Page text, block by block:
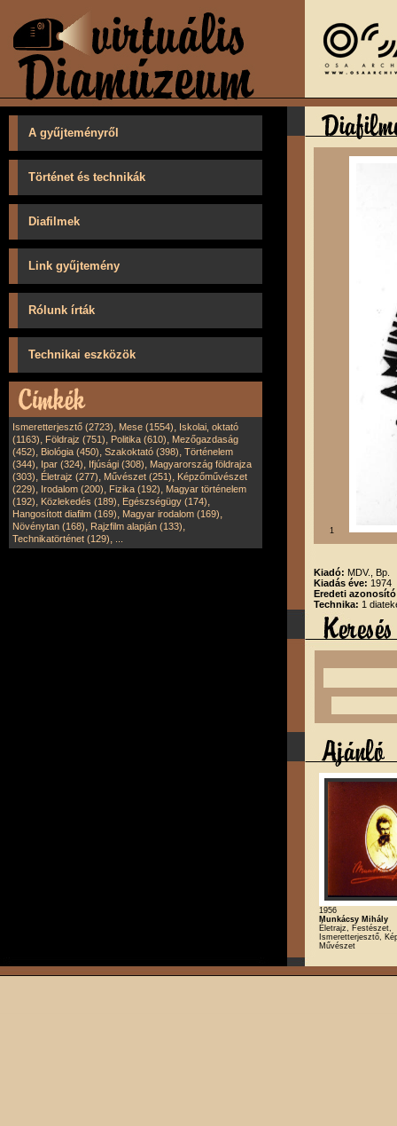
A gyűjteményről
Történet és technikák
Diafilmek
Link gyűjtemény
Rólunk írták
Technikai eszközök
Ismeretterjesztő (2723), Mese (1554), Iskolai, oktató
(1163), Földrajz (751), Politika (610), Mezőgazdaság
(452), Biológia (450), Szakoktató (398), Történelem
(344), Ipar (324), Ifjúsági (308), Magyarország földrajza
(303), Életrajz (277), Művészet (251), Képzőművészet
(229), Irodalom (200), Fizika (192), Magyar történelem
(192), Közlekedés (189), Egészségügy (174),
Hangosított diafilm (169), Magyar irodalom (169),
Növénytan (168), Rajzfilm alapján (133),
Technikatörténet (129),
1
Kiadó: MDV., Bp.
Kiadás éve: 1974
Eredeti
Technika: 1
1956
Munkácsy Mihály
Életrajz, Festészet,
Ismeretterjesztő,
Művészet